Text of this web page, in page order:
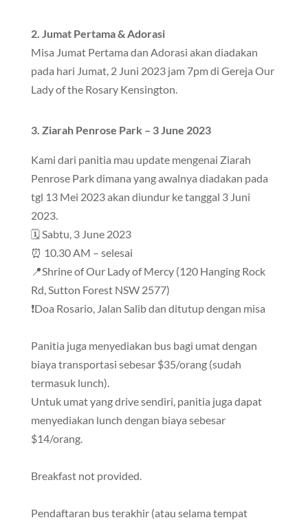
2. Jumat Pertama & Adorasi
Misa Jumat Pertama dan Adorasi akan diadakan
pada hari Jumat, 2 Juni 2023 jam 7pm di Gereja Our
Lady of the Rosary Kensington.
3. Ziarah Penrose Park – 3 June 2023
Kami dari panitia mau update mengenai Ziarah
Penrose Park dimana yang awalnya diadakan pada
tgl 13 Mei 2023 akan diundur ke tanggal 3 Juni
2023.
🗓 Sabtu, 3 June 2023
⏰ 10.30 AM – selesai
📍Shrine of Our Lady of Mercy (120 Hanging Rock
Rd, Sutton Forest NSW 2577)
❗Doa Rosario, Jalan Salib dan ditutup dengan misa
Panitia juga menyediakan bus bagi umat dengan
biaya transportasi sebesar $35/orang (sudah
termasuk lunch).
Untuk umat yang drive sendiri, panitia juga dapat
menyediakan lunch dengan biaya sebesar
$14/orang.
Breakfast not provided.
Pendaftaran bus terakhir (atau selama tempat